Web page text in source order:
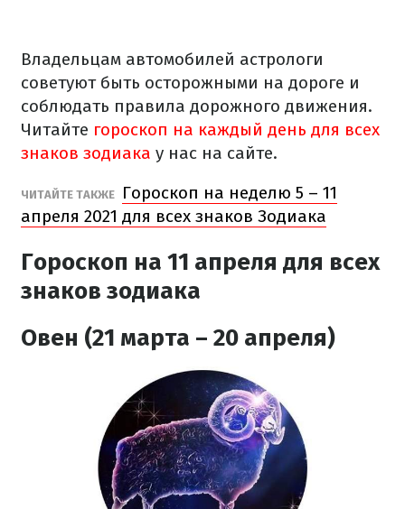
Владельцам автомобилей астрологи
советуют быть осторожными на дороге и
соблюдать правила дорожного движения.
Читайте гороскоп на каждый день для всех
знаков зодиака у нас на сайте.
ЧИТАЙТЕ ТАКЖЕ
Гороскоп на неделю 5 – 11
апреля 2021 для всех знаков Зодиака
Гороскоп на 11 апреля для всех
знаков зодиака
Овен (21 марта – 20 апреля)